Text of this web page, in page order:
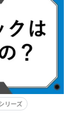
には使用不
組み合わせで
時にご購入さ
リーズ